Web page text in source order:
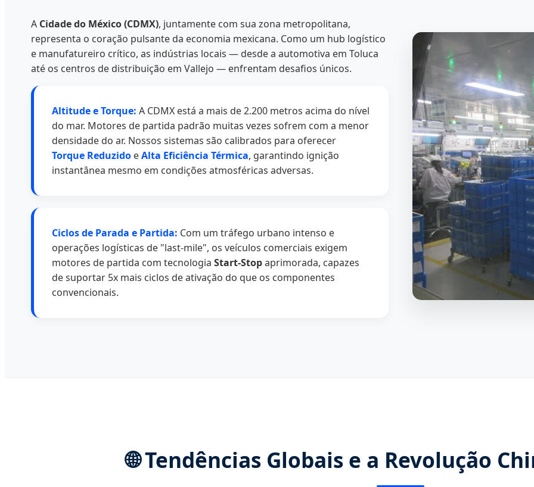
A Cidade do México (CDMX), juntamente com sua zona metropolitana,
representa o coração pulsante da economia mexicana. Como um hub logístico
e manufatureiro crítico, as indústrias locais — desde a automotiva em Toluca
até os centros de distribuição em Vallejo — enfrentam desafios únicos.
Altitude e Torque: A CDMX está a mais de 2.200 metros acima do nível
do mar. Motores de partida padrão muitas vezes sofrem com a menor
densidade do ar. Nossos sistemas são calibrados para oferecer
Torque Reduzido eAlta Eficiência Térmica, garantindo ignição
instantânea mesmo em condições atmosféricas adversas.
Ciclos de Parada e Partida: Com um tráfego urbano intenso e
operações logísticas de "last-mile", os veículos comerciais exigem
motores de partida com tecnologia Start-Stopaprimorada, capazes
de suportar 5x mais ciclos de ativação do que os componentes
convencionais.
🌐 Tendências Globais e a Revolução